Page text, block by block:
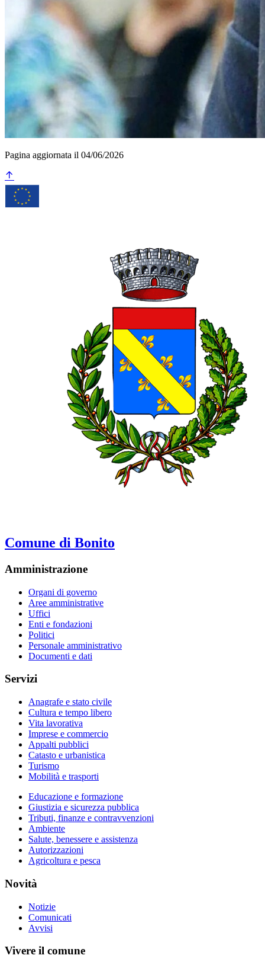
Pagina aggiornata il 04/06/2026
Comune di Bonito
Amministrazione
Organi di governo
Aree amministrative
Uffici
Enti e fondazioni
Politici
Personale amministrativo
Documenti e dati
Servizi
Anagrafe e stato civile
Cultura e tempo libero
Vita lavorativa
Imprese e commercio
Appalti pubblici
Catasto e urbanistica
Turismo
Mobilità e trasporti
Educazione e formazione
Giustizia e sicurezza pubblica
Tributi, finanze e contravvenzioni
Ambiente
Salute, benessere e assistenza
Autorizzazioni
Agricoltura e pesca
Novità
Notizie
Comunicati
Avvisi
Vivere il comune